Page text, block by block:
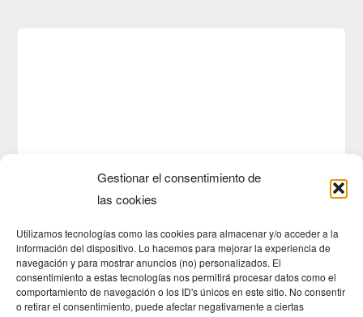
Gestionar el consentimiento de
las cookies
Utilizamos tecnologías como las cookies para almacenar y/o acceder a la
información del dispositivo. Lo hacemos para mejorar la experiencia de
navegación y para mostrar anuncios (no) personalizados. El
consentimiento a estas tecnologías nos permitirá procesar datos como el
comportamiento de navegación o los ID's únicos en este sitio. No consentir
o retirar el consentimiento, puede afectar negativamente a ciertas